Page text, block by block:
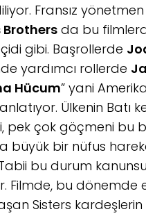
Fransız yönetmen
Brothersda bu
gibi. Başrollerde
yardımcı rollerde
Hücum” yani
Ülkenin Batı
pek çok göçmeni bu
büyük bir nüfus
bu durum
Filmde, bu dönemde
Sisters kardeşlerin